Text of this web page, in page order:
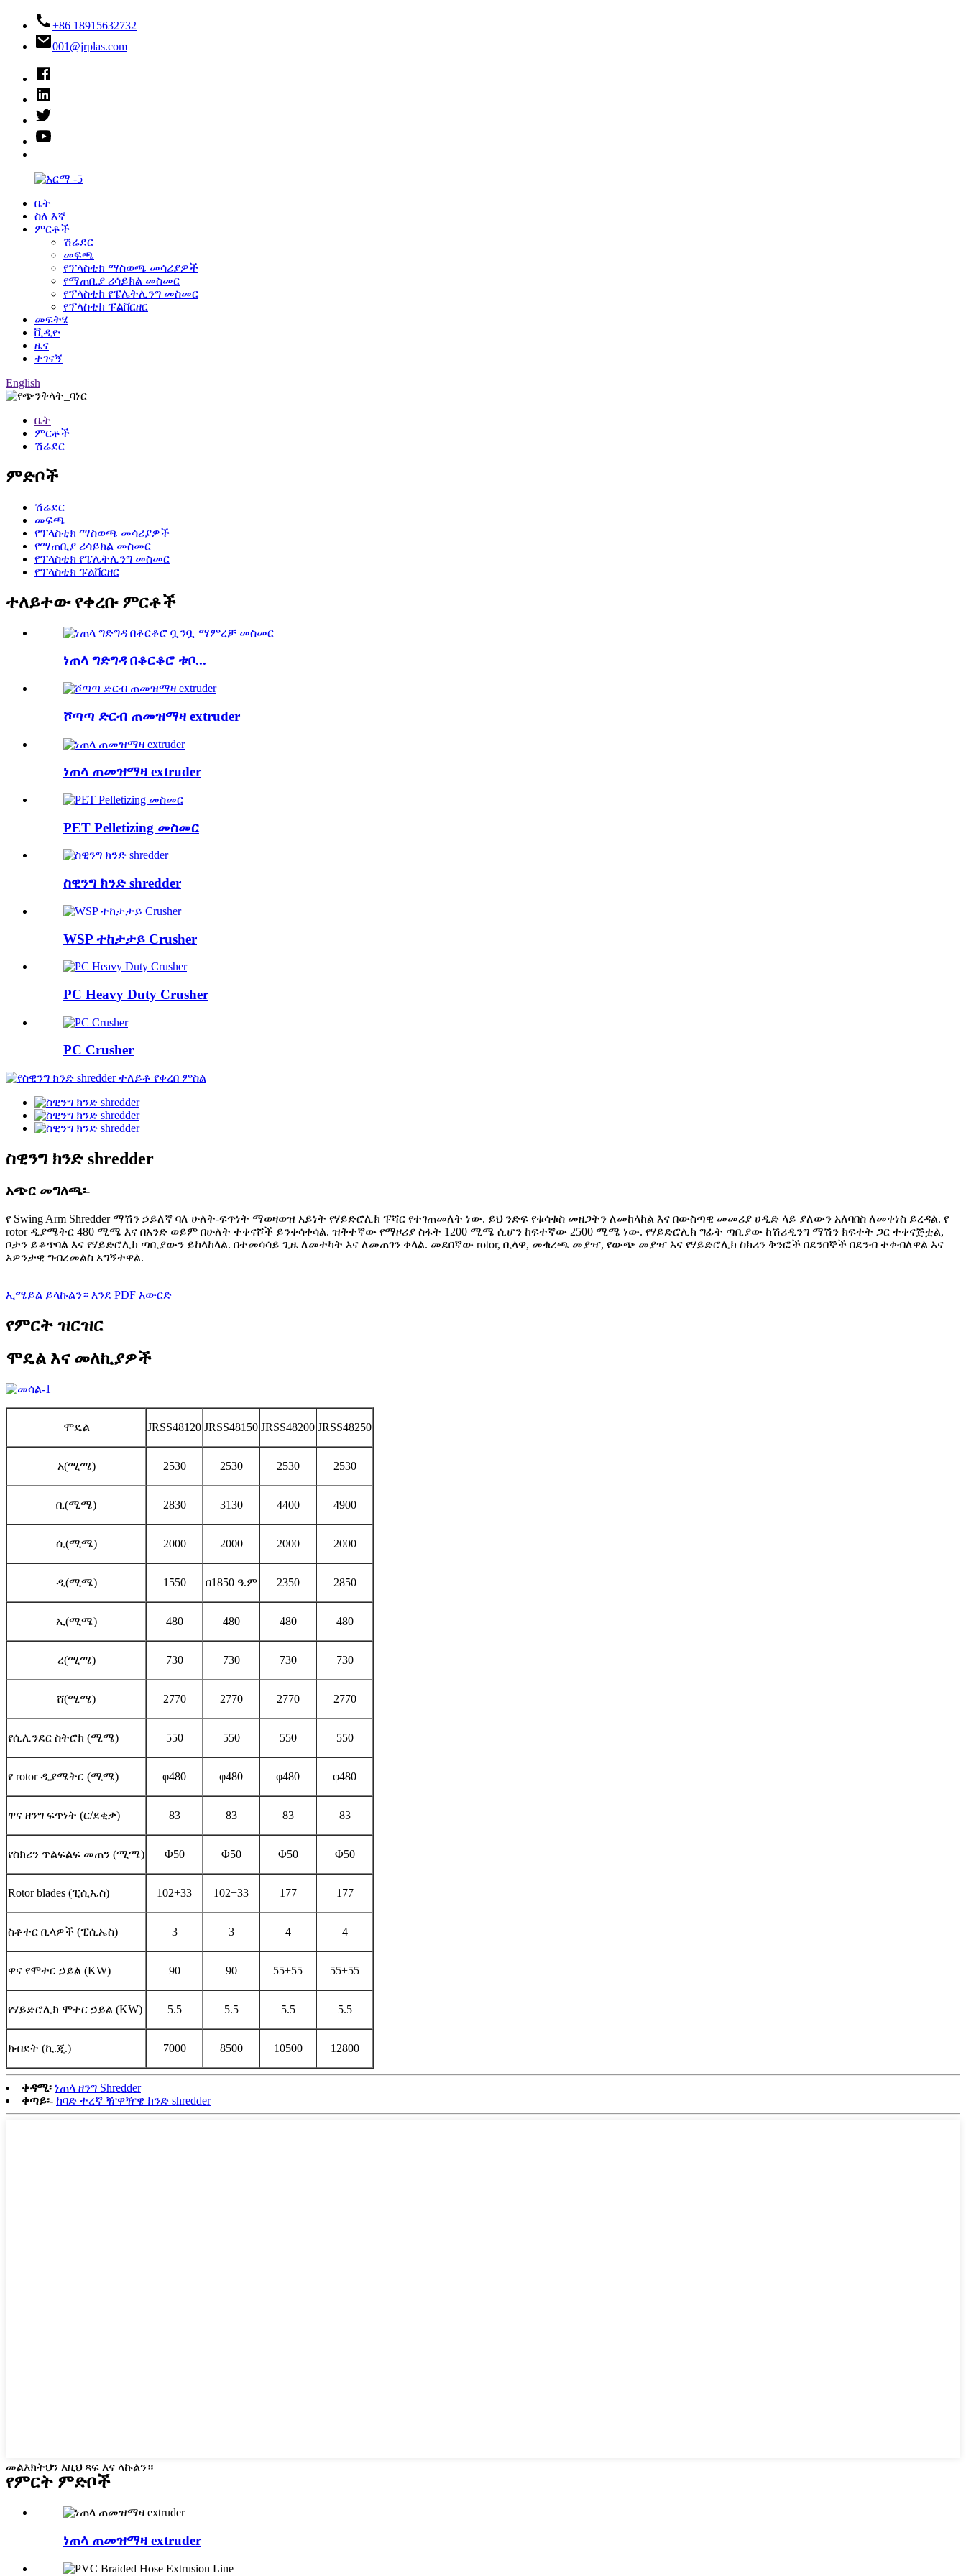
+86 18915632732
001@jrplas.com
ቤት
ስለ እኛ
ምርቶች
ሽሬደር
መፍጫ
የፕላስቲክ ማስወጫ መሳሪያዎች
የማጠቢያ ሪሳይክል መስመር
የፕላስቲክ የፔሌትሊንግ መስመር
የፕላስቲክ ፑልቨርዘር
መፍትሄ
ቪዲዮ
ዜና
ተገናኝ
English
ቤት
ምርቶች
ሽሬደር
ምድቦች
ሽሬደር
መፍጫ
የፕላስቲክ ማስወጫ መሳሪያዎች
የማጠቢያ ሪሳይክል መስመር
የፕላስቲክ የፔሌትሊንግ መስመር
የፕላስቲክ ፑልቨርዘር
ተለይተው የቀረቡ ምርቶች
ነጠላ ግድግዳ በቆርቆሮ ቱቦ...
ሾጣጣ ድርብ ጠመዝማዛ extruder
ነጠላ ጠመዝማዛ extruder
PET Pelletizing መስመር
ስዊንግ ክንድ shredder
WSP ተከታታይ Crusher
PC Heavy Duty Crusher
PC Crusher
ስዊንግ ክንድ shredder
አጭር መግለጫ፡-
የ Swing Arm Shredder ማሽን ኃይለኛ ባለ ሁለት-ፍጥነት ማወዛወዝ አይነት የሃይድሮሊክ ፑሻር የተገጠመለት ነው. ይህ ንድፍ የቁሳቁስ መዘጋትን ለመከላከል እና በውስጣዊ መመሪያ ሀዲድ ላይ ያለውን አለባበስ ለመቀነስ ይረዳል. የ
rotor ዲያሜትር 480 ሚሜ እና በአንድ ወይም በሁለት ተቀናሾች ይንቀሳቀሳል. ዝቅተኛው የማዞሪያ ስፋት 1200 ሚሜ ሲሆን ከፍተኛው 2500 ሚሜ ነው. የሃይድሮሊክ ግፊት ጣቢያው ከሽሪዲንግ ማሽን ክፍተት ጋር ተቀናጅቷል,
ቦታን ይቆጥባል እና የሃይድሮሊክ ጣቢያውን ይከላከላል. በተመሳሳይ ጊዜ ለመተካት እና ለመጠገን ቀላል. መደበኛው rotor, ቢላዋ, መቁረጫ መያዣ, የውጭ መያዣ እና የሃይድሮሊክ ስክሪን ቅንፎች በደንበኞች በደንብ ተቀብለዋል እና
አዎንታዊ ግብረመልስ አግኝተዋል.
ኢሜይል ይላኩልን። እንደ PDF አውርድ
የምርት ዝርዝር
ሞዴል እና መለኪያዎች
ሞዴል JRSS48120 JRSS48150 JRSS48200 JRSS48250
አ(ሚሜ) 2530 2530 2530 2530
ቢ(ሚሜ) 2830 3130 4400 4900
ሲ(ሚሜ) 2000 2000 2000 2000
ዲ(ሚሜ) 1550 በ1850 ዓ.ም 2350 2850
ኢ(ሚሜ) 480 480 480 480
ረ(ሚሜ) 730 730 730 730
ሸ(ሚሜ) 2770 2770 2770 2770
የሲሊንደር ስትሮክ (ሚሜ) 550 550 550 550
የ rotor ዲያሜትር (ሚሜ) φ480 φ480 φ480 φ480
ዋና ዘንግ ፍጥነት (ር/ደቂቃ) 83 83 83 83
የስክሪን ጥልፍልፍ መጠን (ሚሜ) Φ50 Φ50 Φ50 Φ50
Rotor blades (ፒሲኤስ) 102+33 102+33 177 177
ስቶተር ቢላዎች (ፒሲኤስ) 3 3 4 4
ዋና የሞተር ኃይል (KW) 90 90 55+55 55+55
የሃይድሮሊክ ሞተር ኃይል (KW) 5.5 5.5 5.5 5.5
ክብደት (ኪ.ጂ.) 7000 8500 10500 12800
ቀዳሚ፡ ነጠላ ዘንግ Shredder
ቀጣይ፡- ከባድ ተረኛ ዥዋዥዌ ክንድ shredder
መልእክትህን እዚህ ጻፍ እና ላኩልን።
የምርት ምድቦች
ነጠላ ጠመዝማዛ extruder